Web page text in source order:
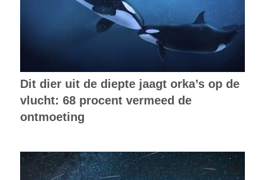
Dit dier uit de diepte jaagt orka’s op de
vlucht: 68 procent vermeed de
ontmoeting